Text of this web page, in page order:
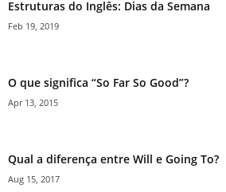
Estruturas do Inglês: Dias da Semana
Feb 19, 2019
O que significa “So Far So Good”?
Apr 13, 2015
Qual a diferença entre Will e Going To?
Aug 15, 2017